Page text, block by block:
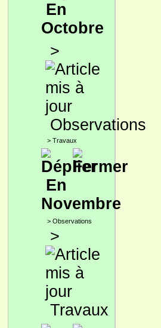
En
Octobre
>
Observations
> Travaux
En
Novembre
> Observations
>
Travaux